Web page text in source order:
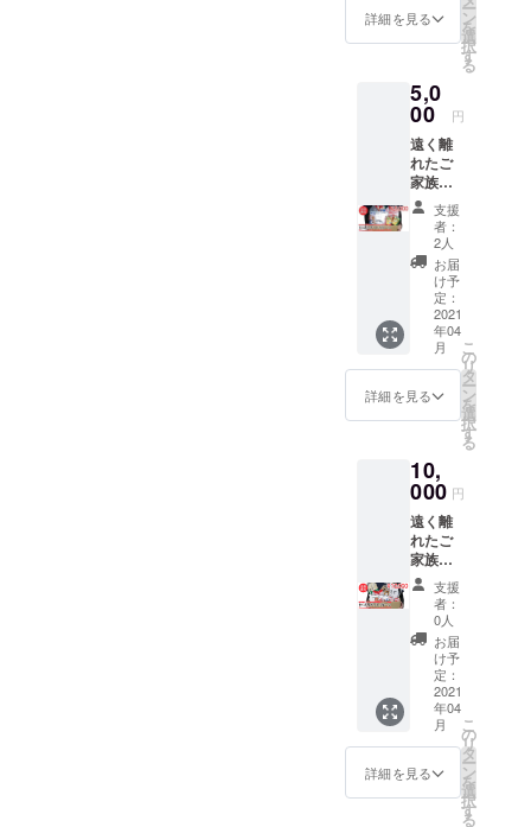
す。 選
んでい
ただい
レーか
ら、4つ
の辛さ
甘口・
中辛・
辛口・
激辛を2
個ずつ
入れて
（計8
食）を
お送り
しま
す。お
得で
す。 具
材の種
ション
で選択
できま
す。
詳細を見る ー
ン
を
選
択
す
る
5,0
00 円
遠く離
れたご
家族や
友人の
為に、
5000円
分の食
品を詰
め合わ
せた仕
送りギ
フトと
いう形
でリ
ターン
を作り
た。こ
の機会
に自分
やご家
族に仕
送りを
送って
みては
いかが
でしょ
うか？
※オプ
ション
よりカ
レー辛
さをお
選びく
支援
者：
2人
お届
け予
定：
2021
年04
月
詳細を見る
こ
の
リ
タ
ー
ン
を
選
択
す
る
10,
000 円
遠く離
れたご
家族や
友人の
為に、
10000
円分の
ご当地
食品を
詰め合
わせた
仕送り
ギフト
という
形でリ
ターン
支援
者：
0人
お届
け予
定：
2021
年04
月
詳細を見る
こ
の
リ
タ
ー
ン
を
選
択
す
る